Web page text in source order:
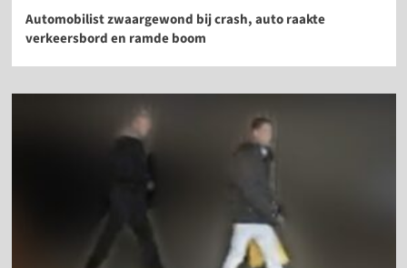
Automobilist zwaargewond bij crash, auto raakte
verkeersbord en ramde boom